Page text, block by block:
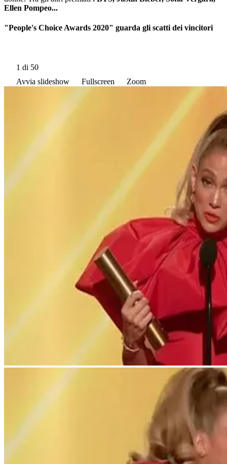
Ellen Pompeo...
"People's Choice Awards 2020" guarda gli scatti dei vincitori
1 di 50
Avvia slideshow
Fullscreen Zoom